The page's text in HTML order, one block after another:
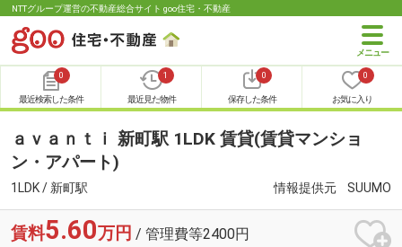
NTTグループ運営の不動産総合サイト goo住宅・不動産
0
最近検索した条件
1
最近見た物件
0
保存した条件
0
お気に入り
ａｖａｎｔｉ 新町駅 1LDK 賃貸(賃貸マンショ
ン・アパート)
1LDK / 新町駅 情報提供元 SUUMO
賃料5.60万円 / 管理費等2400円